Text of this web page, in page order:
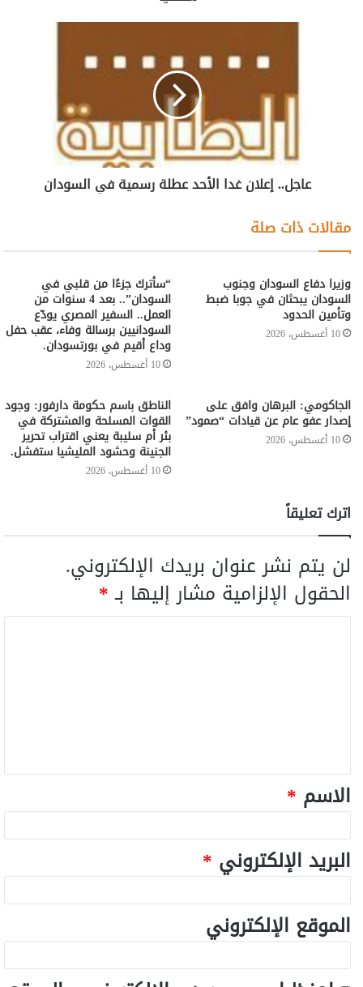
عاجل.. إعلان غدا الأحد عطلة رسمية في السودان
مقالات ذات صلة
وزيرا دفاع السودان وجنوب
السودان يبحثان في جوبا ضبط
وتأمين الحدود
10 أغسطس، 2026
“سأترك جزءًا من قلبي في
السودان”.. بعد 4 سنوات من
العمل.. السفير المصري يودّع
السودانيين برسالة وفاء، عقب حفل
وداع أقيم في بورتسودان.
10 أغسطس، 2026
الجاكومي: البرهان وافق على
إصدار عفو عام عن قيادات “صمود”
10 أغسطس، 2026
الناطق باسم حكومة دارفور: وجود
القوات المسلحة والمشتركة في
بئر أم سليبة يعني اقتراب تحرير
الجنينة وحشود المليشيا ستفشل.
10 أغسطس، 2026
اترك تعليقاً
لن يتم نشر عنوان بريدك الإلكتروني.
الحقول الإلزامية مشار إليها بـ*
الاسم *
البريد الإلكتروني *
الموقع الإلكتروني